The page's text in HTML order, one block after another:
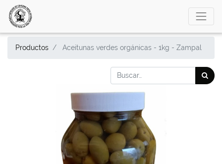
Productos Aceitunas verdes orgánicas - 1kg - Zampal